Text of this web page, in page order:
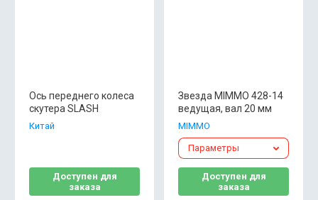
Ось переднего колеса
скутера SLASH
Китай
Доступен для
заказа
Звезда MIMMO 428-14
ведущая, вал 20 мм
MIMMO
Параметры
Доступен для
заказа